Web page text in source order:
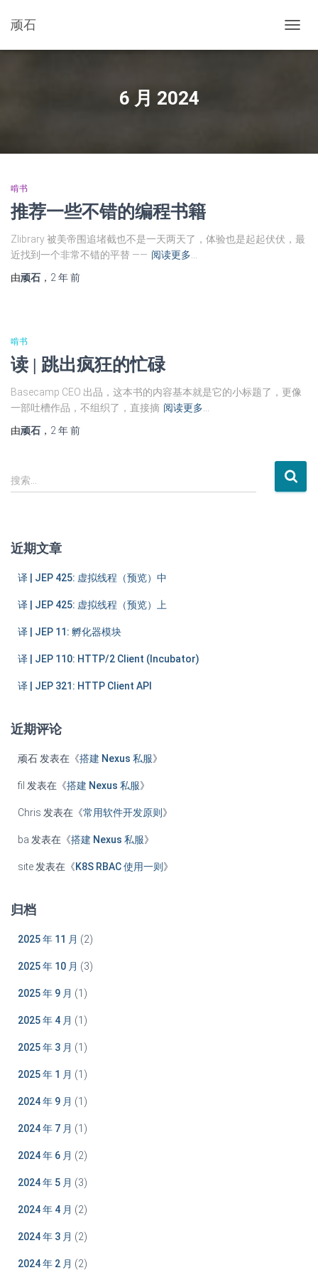
顽石
换
6 月 2024
啃书
推荐一些不错的编程书籍
Zlibrary 被美帝围追堵截也不是一天两天了，体验也是起起伏伏，最
近找到一个非常不错的平替 —— 阅读更多…
由顽石 ， 2 年前
啃书
读 | 跳出疯狂的忙碌
Basecamp CEO 出品，这本书的内容基本就是它的小标题了，更像
一部吐槽作品，不组织了，直接摘 阅读更多…
由顽石 ， 2 年前
搜
索
搜索…
近期文章
译 | JEP 425: 虚拟线程（预览）中
译 | JEP 425: 虚拟线程（预览）上
译 | JEP 11: 孵化器模块
译 | JEP 110: HTTP/2 Client (Incubator)
译 | JEP 321: HTTP Client API
近期评论
顽石 发表在《搭建 Nexus 私服》
fil 发表在《搭建 Nexus 私服》
Chris 发表在《常用软件开发原则 》
ba 发表在《搭建 Nexus 私服》
site 发表在《K8S RBAC 使用一则 》
归档
2025 年 11 月 (2)
2025 年 10 月 (3)
2025 年 9 月 (1)
2025 年 4 月 (1)
2025 年 3 月 (1)
2025 年 1 月 (1)
2024 年 9 月 (1)
2024 年 7 月 (1)
2024 年 6 月 (2)
2024 年 5 月 (3)
2024 年 4 月 (2)
2024 年 3 月 (2)
2024 年 2 月 (2)